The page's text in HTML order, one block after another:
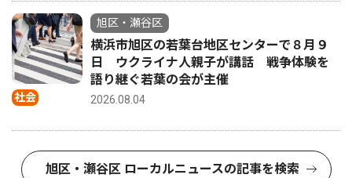
社会
旭区・瀬谷区
横浜市旭区の若葉台地区センターで８月９
日 ウクライナ人親子が講話 戦争体験を
語り継ぐ若葉の会が主催
2026.08.04
旭区・瀬谷区 ローカルニュースの記事を検索